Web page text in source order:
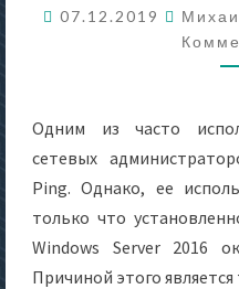
07.12.2019
Одним из часто
сетевых
Ping. Однако, ее
только что
Windows Server 2016
Причиной этого